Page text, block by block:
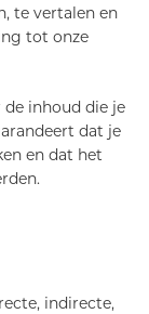
te vertalen en
tot onze
inhoud die je
dat je
en dat het
indirecte,